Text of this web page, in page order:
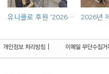
유니클로 후원 ‘2026 장애인 의류리폼 사업’ 출장상담 실시